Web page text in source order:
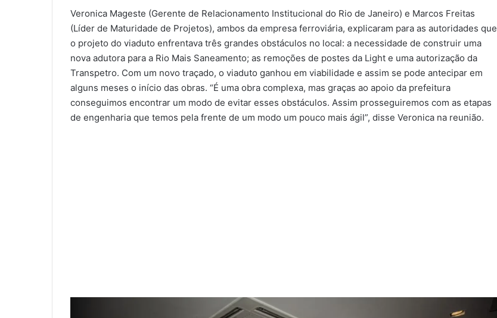
Veronica Mageste (Gerente de Relacionamento Institucional do Rio de Janeiro) e Marcos Freitas
(Líder de Maturidade de Projetos), ambos da empresa ferroviária, explicaram para as autoridades que
o projeto do viaduto enfrentava três grandes obstáculos no local: a necessidade de construir uma
nova adutora para a Rio Mais Saneamento; as remoções de postes da Light e uma autorização da
Transpetro. Com um novo traçado, o viaduto ganhou em viabilidade e assim se pode antecipar em
alguns meses o início das obras. “É uma obra complexa, mas graças ao apoio da prefeitura
conseguimos encontrar um modo de evitar esses obstáculos. Assim prosseguiremos com as etapas
de engenharia que temos pela frente de um modo um pouco mais ágil”, disse Veronica na reunião.